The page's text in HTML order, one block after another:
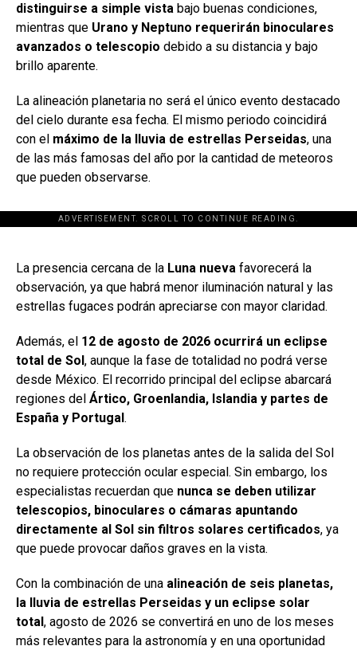
distinguirse a simple vista bajo buenas condiciones,
mientras que Urano y Neptuno requerirán binoculares
avanzados o telescopio debido a su distancia y bajo
brillo aparente.
La alineación planetaria no será el único evento destacado
del cielo durante esa fecha. El mismo periodo coincidirá
con el máximo de la lluvia de estrellas Perseidas, una
de las más famosas del año por la cantidad de meteoros
que pueden observarse.
ADVERTISEMENT. SCROLL TO CONTINUE READING.
[adsforwp id="243463"]
La presencia cercana de la Luna nueva favorecerá la
observación, ya que habrá menor iluminación natural y las
estrellas fugaces podrán apreciarse con mayor claridad.
Además, el 12 de agosto de 2026 ocurrirá un eclipse
total de Sol , aunque la fase de totalidad no podrá verse
desde México. El recorrido principal del eclipse abarcará
regiones del Ártico, Groenlandia, Islandia y partes de
España y Portugal .
La observación de los planetas antes de la salida del Sol
no requiere protección ocular especial. Sin embargo, los
especialistas recuerdan que nunca se deben utilizar
telescopios, binoculares o cámaras apuntando
directamente al Sol sin filtros solares certificados, ya
que puede provocar daños graves en la vista.
Con la combinación de una alineación de seis planetas,
la lluvia de estrellas Perseidas y un eclipse solar
total , agosto de 2026 se convertirá en uno de los meses
más relevantes para la astronomía y en una oportunidad